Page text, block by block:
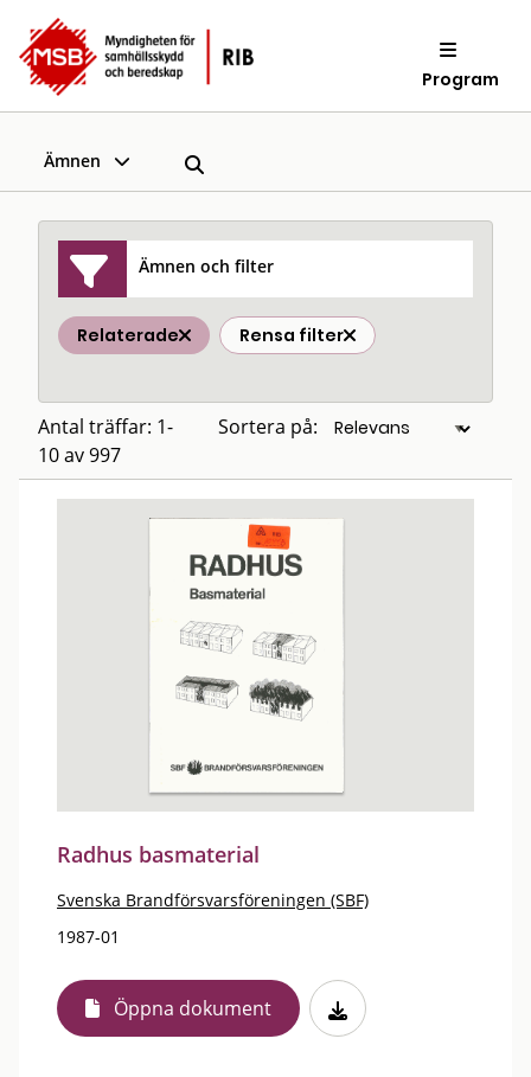
Program
Ämnen
Ämnen och filter
Relaterade Rensa filter
Antal träffar: 1-
10 av 997
Sortera på:
Radhus basmaterial
Svenska Brandförsvarsföreningen (SBF)
1987-01
Öppna dokument